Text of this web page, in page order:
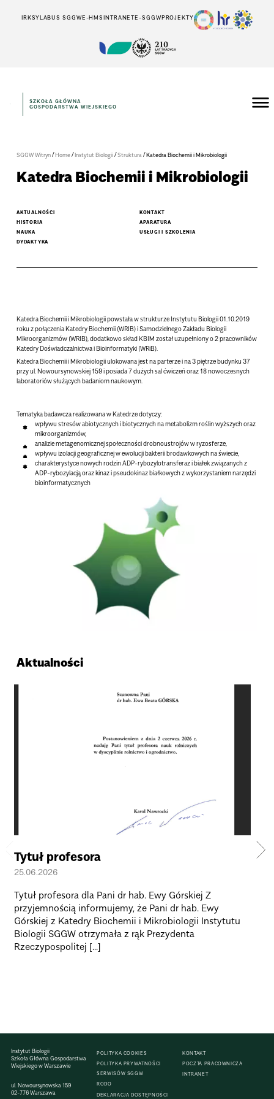
IRKSYLABUS SGGWE-HMSINTRANETE-SGGWPROJEKTY
SZKOŁA GŁÓWNA
GOSPODARSTWA WIEJSKIEGO
SGGW Witryn/Home/Instytut Biologii/Struktura/Katedra Biochemii i Mikrobiologii
Katedra Biochemii i Mikrobiologii
AKTUALNOŚCI
HISTORIA
NAUKA
DYDAKTYKA
KONTAKT
APARATURA
USŁUGI I SZKOLENIA
Katedra Biochemii i Mikrobiologii powstała w strukturze Instytutu Biologii 01.10.2019
roku z połączenia Katedry Biochemii (WRIB) i Samodzielnego Zakładu Biologii
Mikroorganizmów (WRIB), dodatkowo skład KBIM został uzupełniony o 2 pracowników
Katedry Doświadczalnictwa i Bioinformatyki (WRiB).
Katedra Biochemii i Mikrobiologii ulokowana jest na parterze i na 3 piętrze budynku 37
przy ul. Nowoursynowskiej 159 i posiada 7 dużych sal ćwiczeń oraz 18 nowoczesnych
laboratoriów służących badaniom naukowym.
Tematyka badawcza realizowana w Katedrze dotyczy:
wpływu stresów abiotycznych i biotycznych na metabolizm roślin wyższych oraz
mikroorganizmów,
analizie metagenomicznej społeczności drobnoustrojów w ryzosferze,
wpływu izolacji geograficznej w ewolucji bakterii brodawkowych na świecie,
charakterystyce nowych rodzin ADP-rybozylotransferaz i białek związanych z
ADP-rybozylacją oraz kinaz i pseudokinaz białkowych z wykorzystaniem narzędzi
bioinformatycznych
Aktualności
Tytuł profesora
25.06.2026
Tytuł profesora dla Pani dr hab. Ewy Górskiej Z
przyjemnością informujemy, że Pani dr hab. Ewy
Górskiej z Katedry Biochemii i Mikrobiologii Instytutu
Biologii SGGW otrzymała z rąk Prezydenta
Rzeczypospolitej [...]
Instytut Biologii
Szkoła Główna Gospodarstwa
Wiejskiego w Warszawie
ul. Nowoursynowska 159
02-776 Warszawa
POLITYKA COOKIES
POLITYKA PRYWATNOŚCI
SERWISÓW SGGW
RODO
DEKLARACJA DOSTĘPNOŚCI
KONTAKT
POCZTA PRACOWNICZA
INTRANET